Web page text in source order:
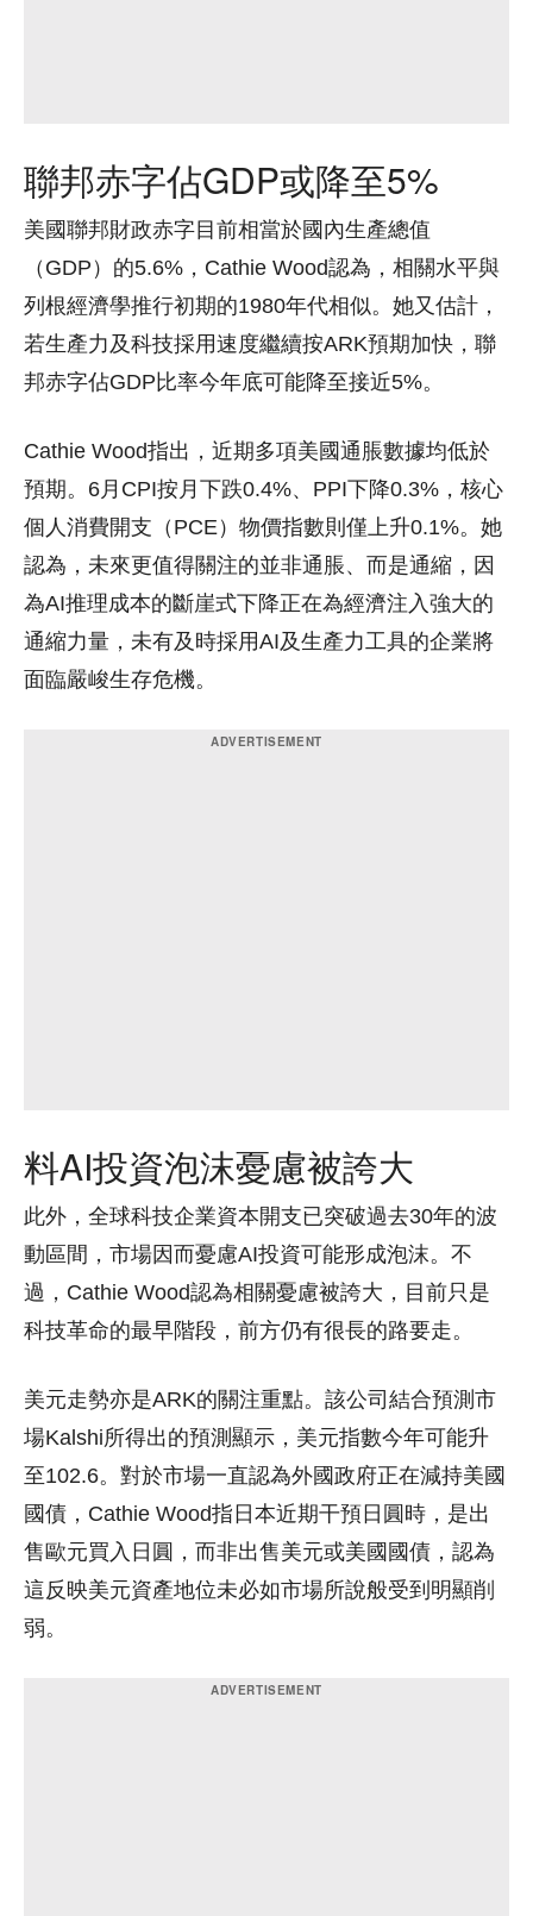
聯邦赤字佔GDP或降至5%
美國聯邦財政赤字目前相當於國內生產總值
（GDP）的5.6%，Cathie Wood認為，相關水平與
列根經濟學推行初期的1980年代相似。她又估計，
若生產力及科技採用速度繼續按ARK預期加快，聯
邦赤字佔GDP比率今年底可能降至接近5%。
Cathie Wood指出，近期多項美國通脹數據均低於
預期。6月CPI按月下跌0.4%、PPI下降0.3%，核心
個人消費開支（PCE）物價指數則僅上升0.1%。她
認為，未來更值得關注的並非通脹、而是通縮，因
為AI推理成本的斷崖式下降正在為經濟注入強大的
通縮力量，未有及時採用AI及生產力工具的企業將
面臨嚴峻生存危機。
料AI投資泡沫憂慮被誇大
此外，全球科技企業資本開支已突破過去30年的波
動區間，市場因而憂慮AI投資可能形成泡沫。不
過，Cathie Wood認為相關憂慮被誇大，目前只是
科技革命的最早階段，前方仍有很長的路要走。
美元走勢亦是ARK的關注重點。該公司結合預測市
場Kalshi所得出的預測顯示，美元指數今年可能升
至102.6。對於市場一直認為外國政府正在減持美國
國債，Cathie Wood指日本近期干預日圓時，是出
售歐元買入日圓，而非出售美元或美國國債，認為
這反映美元資產地位未必如市場所說般受到明顯削
弱。